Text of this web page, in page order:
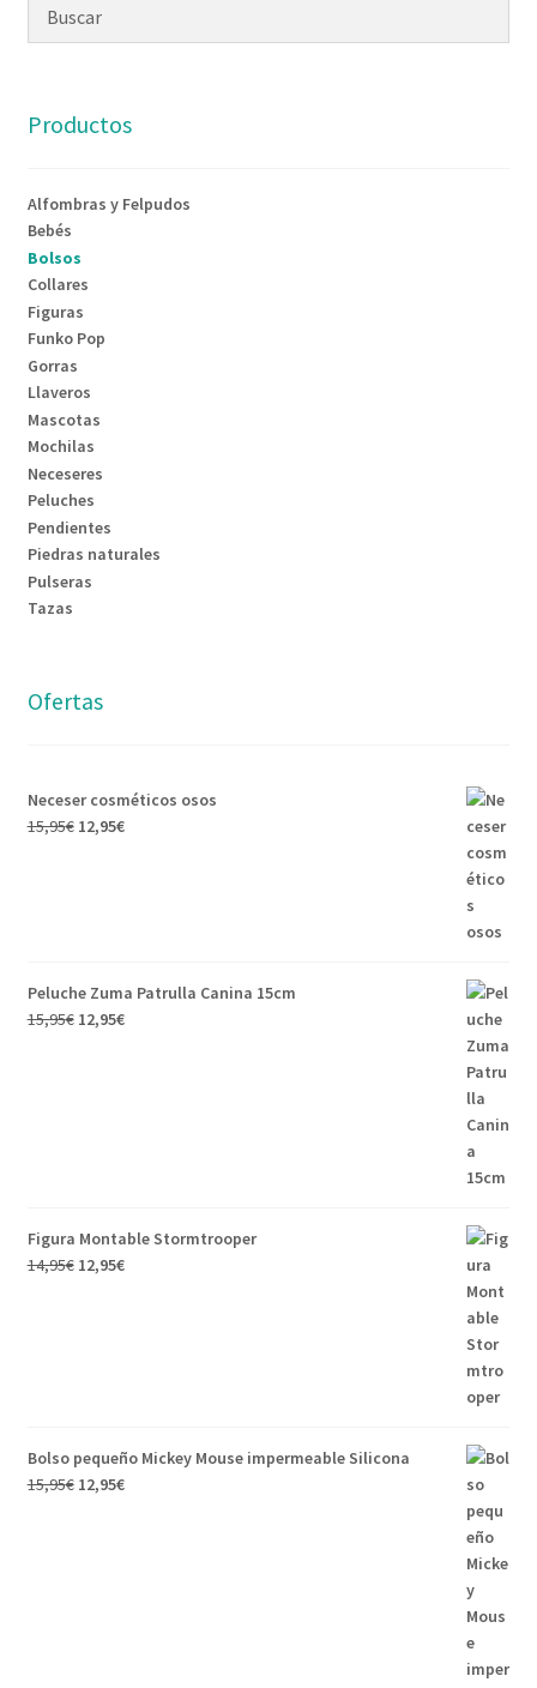
Productos
Alfombras y Felpudos
Bebés
Bolsos
Collares
Figuras
Funko Pop
Gorras
Llaveros
Mascotas
Mochilas
Neceseres
Peluches
Pendientes
Piedras naturales
Pulseras
Tazas
Ofertas
Neceser cosméticos osos
15,95€ 12,95€
Peluche Zuma Patrulla Canina 15cm
15,95€ 12,95€
Figura Montable Stormtrooper
14,95€ 12,95€
Bolso pequeño Mickey Mouse impermeable Silicona
15,95€ 12,95€